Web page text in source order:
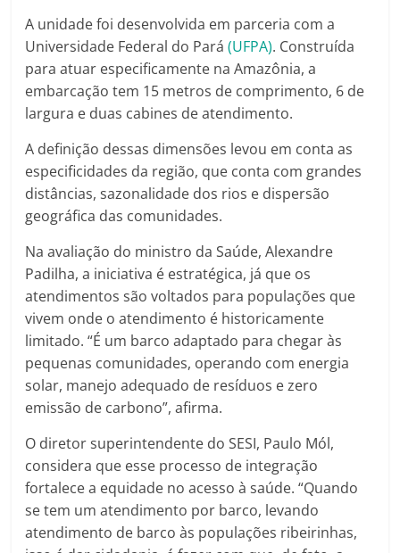
A unidade foi desenvolvida em parceria com a
Universidade Federal do Pará(UFPA). Construída
para atuar especificamente na Amazônia, a
embarcação tem 15 metros de comprimento, 6 de
largura e duas cabines de atendimento.
A definição dessas dimensões levou em conta as
especificidades da região, que conta com grandes
distâncias, sazonalidade dos rios e dispersão
geográfica das comunidades.
Na avaliação do ministro da Saúde, Alexandre
Padilha, a iniciativa é estratégica, já que os
atendimentos são voltados para populações que
vivem onde o atendimento é historicamente
limitado. “É um barco adaptado para chegar às
pequenas comunidades, operando com energia
solar, manejo adequado de resíduos e zero
emissão de carbono”, afirma.
O diretor superintendente do SESI, Paulo Mól,
considera que esse processo de integração
fortalece a equidade no acesso à saúde. “Quando
se tem um atendimento por barco, levando
atendimento de barco às populações ribeirinhas,